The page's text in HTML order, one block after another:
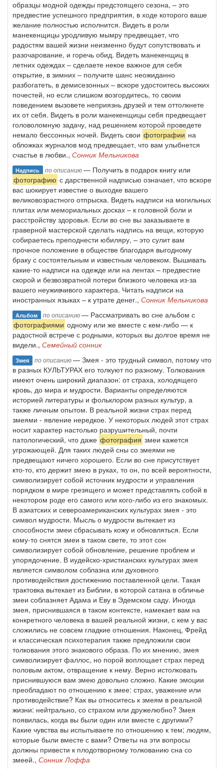
образцы модной одежды предстоящего сезона, – это
предвестие успешного предприятия, в ходе которого ваше
желание полностью исполнится. Видеть в роли
манекенщицы уродливую мымру предвещает, что
радостям вашей жизни неизменно будут сопутствовать и
разочарование, и горечь обид. Видеть манекенщиц в
летних одеждах – сделаете некое важное для себя
открытие, в зимних – получите шанс неожиданно
разбогатеть, в демисезонных – вскоре удостоитесь высоких
почестей, но если слишком возгордитесь, то своим
поведением вызовете неприязнь друзей и тем оттолкнете
их от себя. Видеть в роли манекенщицы себя предвещает
головоломную задачу, над решением которой проведете
немало бессонных ночей. Видеть свои фотографии на
обложках журналов мод предвещает, что вам улыбнется
счастье в любви., Сонник Мельникова
Надпись по описанию— Получить в подарок книгу или
фотографию с дарственной надписью означает, что вскоре
вас шокирует известие о выходке вашего
великовозрастного отпрыска. Видеть надписи на могильных
плитах или мемориальных досках – к головной боли и
расстройству здоровья. Если во сне вы заказываете в
граверной мастерской сделать надпись на вещи, которую
собираетесь преподнести юбиляру, – это сулит вам
прочное положение в обществе благодаря выгодному
браку с состоятельным и известным человеком. Вышивать
какие-то надписи на одежде или на лентах – предвестие
скорой и безвозвратной потери близкого человека из-за
вашего неуживчивого характера. Читать надписи на
иностранных языках – к утрате денег., Сонник Мельникова
Альбом по описанию— Рассматривать во сне альбом с
фотографиями одному или же вместе с кем-либо — к
радостной встрече с родными, которых вы долгое время не
видели., Семейный сонник
Змея по описанию— Змея - это трудный символ, потому что
в разных КУЛЬТУРАХ его толкуют по разному. Толкования
имеют очень широкий диапазон: от страха, холодящего
кровь, до мира и мудрости. Варианты определяются
историей литературы и фольклором разных культур, а
также личным опытом. В реальной жизни страх перед
змеями - явление нередкое. У некоторых людей этот страх
носит характер настолько разрушительный, почти
патологический, что даже фотография змеи кажется
угрожающей. Для таких людей сны со змеями не
предвещают ничего хорошего. Если во сне присутствует
кто-то, кто держит змею в руках, то он, по всей вероятности,
символизирует собой источник мудрости и управления
порядком в мире грезящего и может представлять собой в
некотором роде его самого или кого-либо из его знакомых.
В азиатских и североамериканских культурах змея - это
символ мудрости. Мысль о мудрости вытекает из
способности змеи сбрасывать кожу и обновляться. Если
кому-то снятся змеи в таком свете, то этот сон
символизирует собой обновление, решение проблем и
упорядочение. В иудейско-христианских культурах змея
является символом соблазна или духовного
противодействия достижению поставленной цели. Такая
трактовка вытекает из Библии, в которой сатана в обличье
змеи соблазняет Адама и Еву в Эдемском саду. Иногда
змея, приснившаяся в таком контексте, намекает вам на
конкретного человека в вашей реальной жизни, с кем у вас
сложились не совсем гладкие отношения. Наконец, Фрейд
и классическая психотерапия также предложили свои
толкования этого знакового образа. По их мнению, змея
символизирует фаллос, но порой воплощает страх перед
половым актом, отвращение к нему. Верно истолковать
приснившуюся вам змею довольно сложно. Какие эмоции
преобладают по отношению к змее: страх, уважение или
противодействие? Как вы относитесь к змеям в реальной
жизни: нейтрально, со страхом или дружелюбно? Змея
появилась, когда вы были один или вместе с другими?
Какие чувства вы испытываете по отношению к тем; людям,
которые были вместе с вами? Ответы на эти вопросы
должны привести к плодотворному толкованию сна со
змеей., Сонник Лоффа